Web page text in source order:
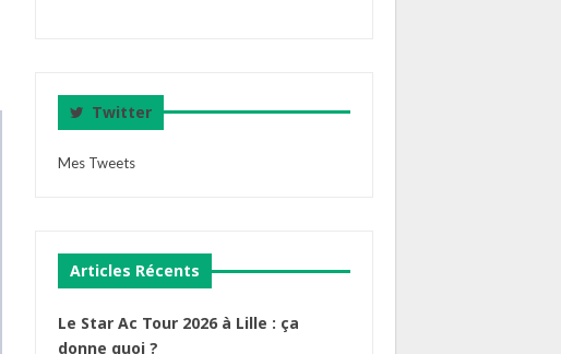
Twitter
Mes Tweets
Articles Récents
Le Star Ac Tour 2026 à Lille : ça
donne quoi ?